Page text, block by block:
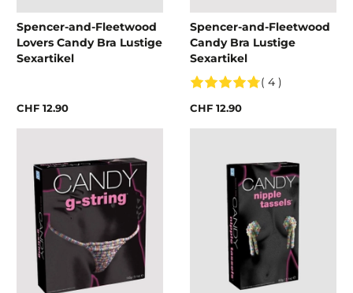
Spencer-and-Fleetwood
Lovers Candy Bra Lustige
Sexartikel
CHF 12.90
Spencer-and-Fleetwood
Candy Bra Lustige
Sexartikel
( 4 )
CHF 12.90